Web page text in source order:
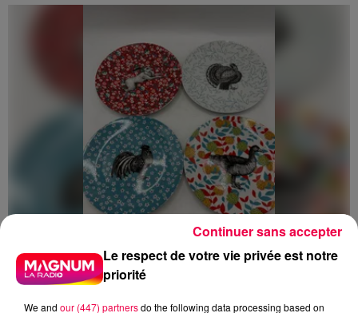
5 août 2026
Le respect de votre vie privée est notre
priorité
We and our (447) partnersdo the following data processing based on
Continuer sans accepter